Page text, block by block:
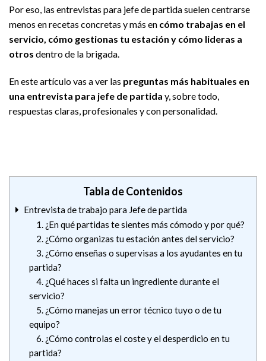
Por eso, las entrevistas para jefe de partida suelen centrarse
menos en recetas concretas y más en cómo trabajas en el
servicio, cómo gestionas tu estación y cómo lideras a
otros dentro de la brigada.
En este artículo vas a ver las preguntas más habituales en
una entrevista para jefe de partida y, sobre todo,
respuestas claras, profesionales y con personalidad.
Tabla de Contenidos
Entrevista de trabajo para Jefe de partida
1. ¿En qué partidas te sientes más cómodo y por qué?
2. ¿Cómo organizas tu estación antes del servicio?
3. ¿Cómo enseñas o supervisas a los ayudantes en tu
partida?
4. ¿Qué haces si falta un ingrediente durante el
servicio?
5. ¿Cómo manejas un error técnico tuyo o de tu
equipo?
6. ¿Cómo controlas el coste y el desperdicio en tu
partida?